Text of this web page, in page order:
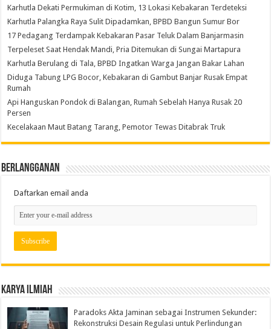
Karhutla Dekati Permukiman di Kotim, 13 Lokasi Kebakaran Terdeteksi
Karhutla Palangka Raya Sulit Dipadamkan, BPBD Bangun Sumur Bor
17 Pedagang Terdampak Kebakaran Pasar Teluk Dalam Banjarmasin
Terpeleset Saat Hendak Mandi, Pria Ditemukan di Sungai Martapura
Karhutla Berulang di Tala, BPBD Ingatkan Warga Jangan Bakar Lahan
Diduga Tabung LPG Bocor, Kebakaran di Gambut Banjar Rusak Empat
Rumah
Api Hanguskan Pondok di Balangan, Rumah Sebelah Hanya Rusak 20
Persen
Kecelakaan Maut Batang Tarang, Pemotor Tewas Ditabrak Truk
Berlangganan
Daftarkan email anda
Karya Ilmiah
Paradoks Akta Jaminan sebagai Instrumen Sekunder:
Rekonstruksi Desain Regulasi untuk Perlindungan